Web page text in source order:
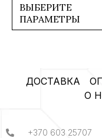
ВЫБЕРИТЕ
ПАРАМЕТРЫ
ДОСТАВКА
О
+370 603 25707